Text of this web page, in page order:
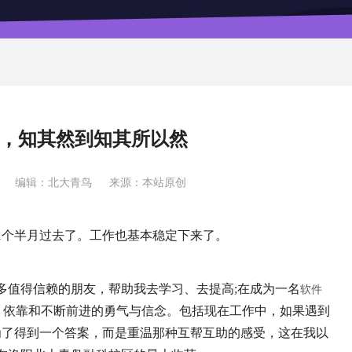
知其然到知其所以然
编辑：北大青鸟 来源：本站原创
半月过去了。工作也基本稳定下来了。
得信赖的朋友，帮助我去学习、去提高;在成为一名软件
靠和不断前进的勇气与信念。包括现在工作中，如果遇到
得到一个答案，而是重温那种互帮互助的感受，这在我以